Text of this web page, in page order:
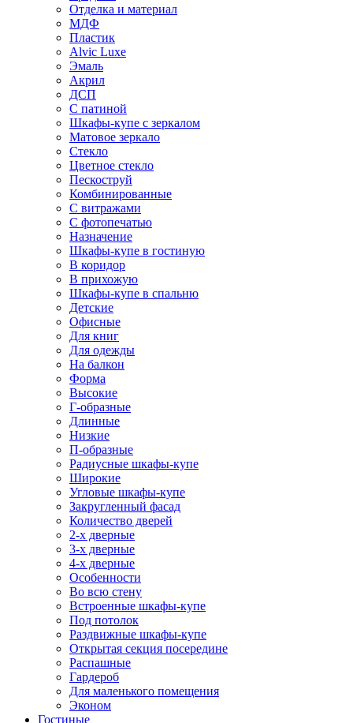
Отделка и материал
МДФ
Пластик
Alvic Luxe
Эмаль
Акрил
ДСП
С патиной
Шкафы-купе с зеркалом
Матовое зеркало
Стекло
Цветное стекло
Пескоструй
Комбинированные
С витражами
С фотопечатью
Назначение
Шкафы-купе в гостиную
В коридор
В прихожую
Шкафы-купе в спальню
Детские
Офисные
Для книг
Для одежды
На балкон
Форма
Высокие
Г-образные
Длинные
Низкие
П-образные
Радиусные шкафы-купе
Широкие
Угловые шкафы-купе
Закругленный фасад
Количество дверей
2-х дверные
3-х дверные
4-х дверные
Особенности
Во всю стену
Встроенные шкафы-купе
Под потолок
Раздвижные шкафы-купе
Открытая секция посередине
Распашные
Гардероб
Для маленького помещения
Эконом
Гостиные